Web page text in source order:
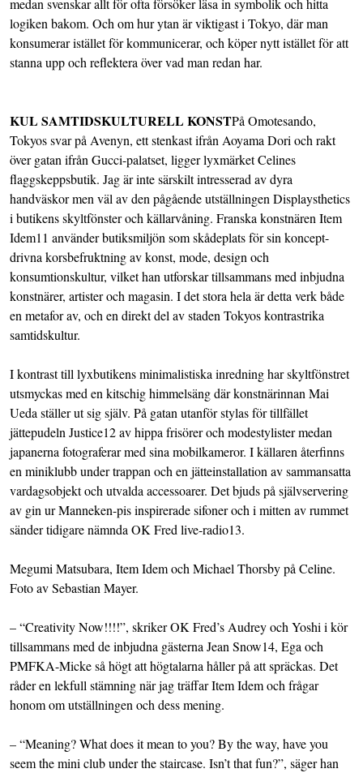
medan svenskar allt för ofta försöker läsa in symbolik och hitta
logiken bakom. Och om hur ytan är viktigast i Tokyo, där man
konsumerar istället för kommunicerar, och köper nytt istället för att
stanna upp och reflektera över vad man redan har.
KUL SAMTIDSKULTURELL KONSTPå Omotesando,
Tokyos svar på Avenyn, ett stenkast ifrån Aoyama Dori och rakt
över gatan ifrån Gucci-palatset, ligger lyxmärket Celines
flaggskeppsbutik. Jag är inte särskilt intresserad av dyra
handväskor men väl av den pågående utställningen Displaysthetics
i butikens skyltfönster och källarvåning. Franska konstnären Item
Idem11 använder butiksmiljön som skådeplats för sin koncept-
drivna korsbefruktning av konst, mode, design och
konsumtionskultur, vilket han utforskar tillsammans med inbjudna
konstnärer, artister och magasin. I det stora hela är detta verk både
en metafor av, och en direkt del av staden Tokyos kontrastrika
samtidskultur.
I kontrast till lyxbutikens minimalistiska inredning har skyltfönstret
utsmyckas med en kitschig himmelsäng där konstnärinnan Mai
Ueda ställer ut sig själv. På gatan utanför stylas för tillfället
jättepudeln Justice12 av hippa frisörer och modestylister medan
japanerna fotograferar med sina mobilkameror. I källaren återfinns
en miniklubb under trappan och en jätteinstallation av sammansatta
vardagsobjekt och utvalda accessoarer. Det bjuds på självservering
av gin ur Manneken-pis inspirerade sifoner och i mitten av rummet
sänder tidigare nämnda OK Fred live-radio13.
Megumi Matsubara, Item Idem och Michael Thorsby på Celine.
Foto av Sebastian Mayer.
– “Creativity Now!!!!”, skriker OK Fred’s Audrey och Yoshi i kör
tillsammans med de inbjudna gästerna Jean Snow14, Ega och
PMFKA-Micke så högt att högtalarna håller på att spräckas. Det
råder en lekfull stämning när jag träffar Item Idem och frågar
honom om utställningen och dess mening.
– “Meaning? What does it mean to you? By the way, have you
seem the mini club under the staircase. Isn’t that fun?”, säger han